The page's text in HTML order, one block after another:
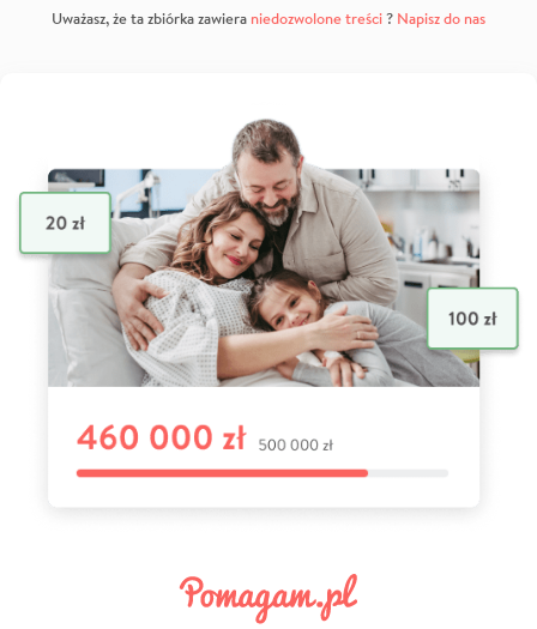
Uważasz, że ta zbiórka zawiera niedozwolone treści? Napisz do nas